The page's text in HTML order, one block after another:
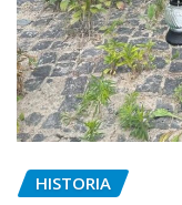
HISTORIA